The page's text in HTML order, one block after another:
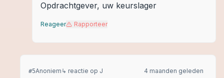
Opdrachtgever, uw keurslager
Reageer Rapporteer
#5Anoniem ↳ reactie op J 4 maanden geleden